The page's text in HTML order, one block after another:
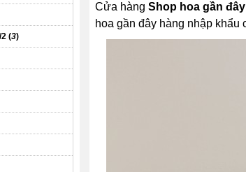
Cửa hàng Shop hoa gần
hoa gần đây hàng nhập
(3)